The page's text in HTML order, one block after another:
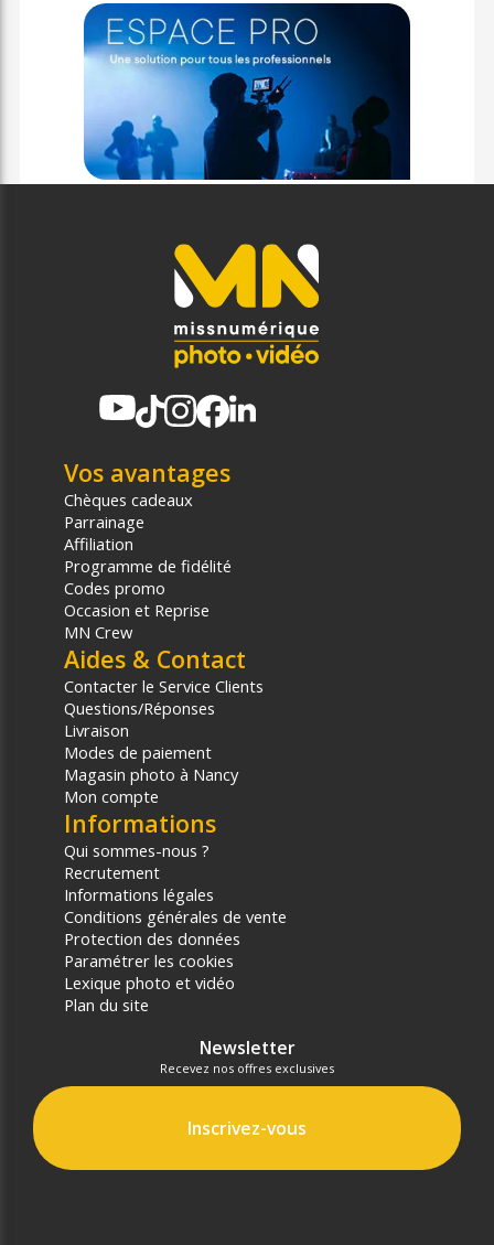
Vos avantages
Chèques cadeaux
Parrainage
Affiliation
Programme de fidélité
Codes promo
Occasion et Reprise
MN Crew
Aides & Contact
Contacter le Service Clients
Questions/Réponses
Livraison
Modes de paiement
Magasin photo à Nancy
Mon compte
Informations
Qui sommes-nous ?
Recrutement
Informations légales
Conditions générales de vente
Protection des données
Paramétrer les cookies
Lexique photo et vidéo
Plan du site
Newsletter
Recevez nos offres exclusives
Inscrivez-vous